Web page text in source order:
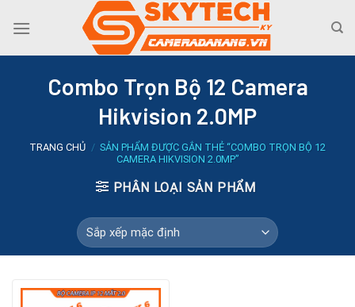
Combo Trọn Bộ 12 Camera
Hikvision 2.0MP
TRANG CHỦ / SẢN PHẨM ĐƯỢC GẮN THẺ “COMBO TRỌN BỘ 12
CAMERA HIKVISION 2.0MP”
PHÂN LOẠI SẢN PHẨM